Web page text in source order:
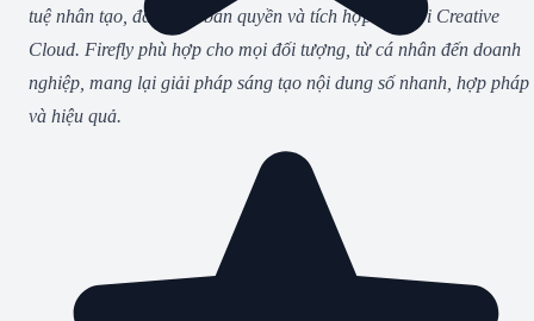
tuệ nhân tạo, đảm bảo bản quyền và tích hợp sâu với Creative
Cloud. Firefly phù hợp cho mọi đối tượng, từ cá nhân đến doanh
nghiệp, mang lại giải pháp sáng tạo nội dung số nhanh, hợp pháp
và hiệu quả.